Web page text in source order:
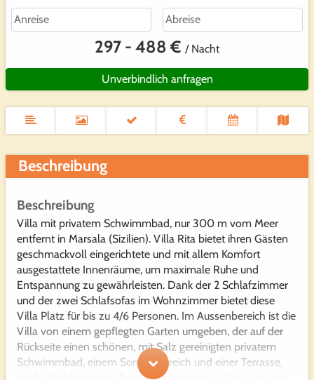
297 - 488 € / Nacht
Unverbindlich anfragen
Beschreibung
Beschreibung
Villa mit privatem Schwimmbad, nur 300 m vom Meer
entfernt in Marsala (Sizilien). Villa Rita bietet ihren Gästen
geschmackvoll eingerichtete und mit allem Komfort
ausgestattete Innenräume, um maximale Ruhe und
Entspannung zu gewährleisten. Dank der 2 Schlafzimmer
und der zwei Schlafsofas im Wohnzimmer bietet diese
Villa Platz für bis zu 4/6 Personen. Im Aussenbereich ist die
Villa von einem gepflegten Garten umgeben, der auf der
Rückseite einen schönen, mit Salz gereinigten privatem
Schwimmbad, einem Sonnenbereich und einer Terrasse,
die für Mahlzeiten im Freien ausgestattet ist. Die Lage der